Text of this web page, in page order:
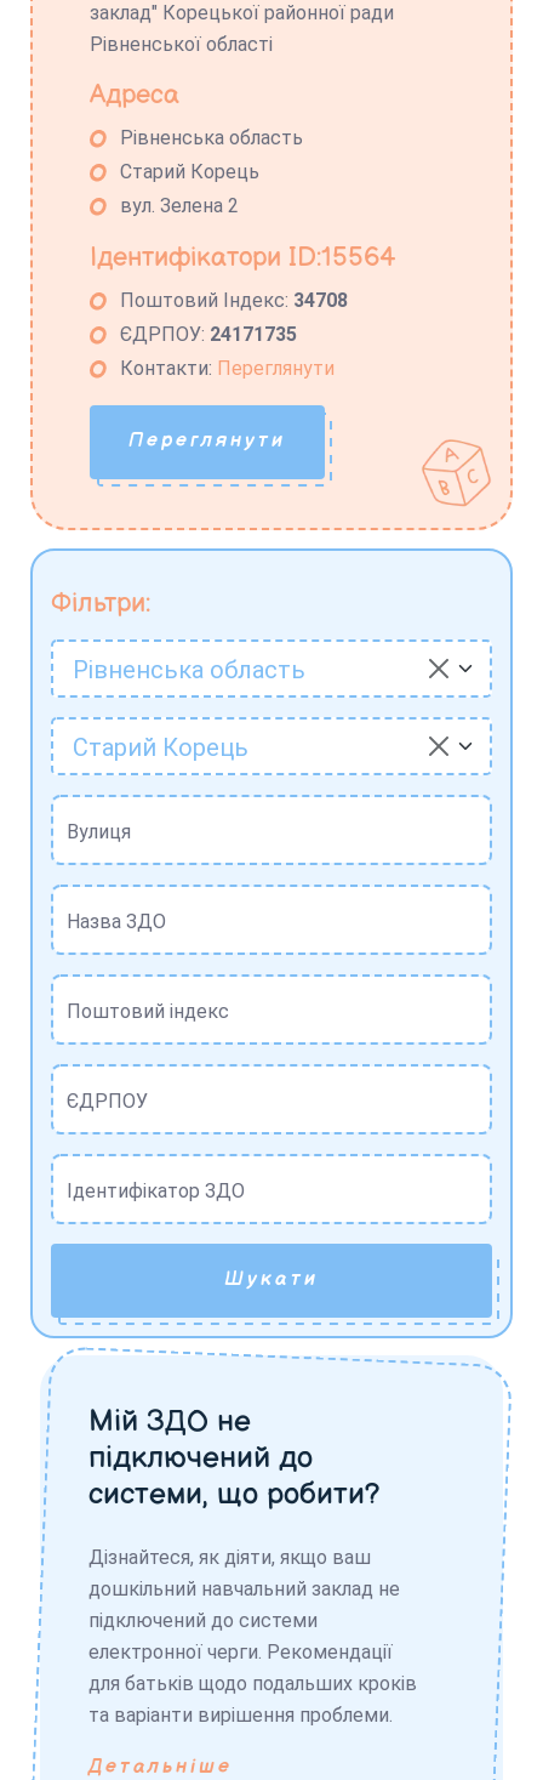
Фільтри:
Рівненська область
Старий Корець
Вулиця
Назва ЗДО
Поштовий індекс
ЄДРПОУ
Ідентифікатор ЗДО
Шукати
Мій ЗДО не
підключений до
системи, що робити?
Дізнайтеся, як діяти, якщо ваш
дошкільний навчальний заклад не
підключений до системи
електронної черги. Рекомендації
для батьків щодо подальших кроків
та варіанти вирішення проблеми.
Детальніше
заклад" Корецької районної ради
Рівненської області
Адреса
Рівненська область
Старий Корець
вул. Зелена 2
Ідентифікатори ID:15564
Поштовий Індекс: 34708
ЄДРПОУ: 24171735
Контакти: Переглянути
Переглянути